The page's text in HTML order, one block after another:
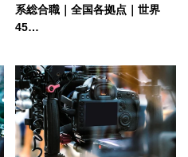
系総合職｜全国各拠点｜世界
45…